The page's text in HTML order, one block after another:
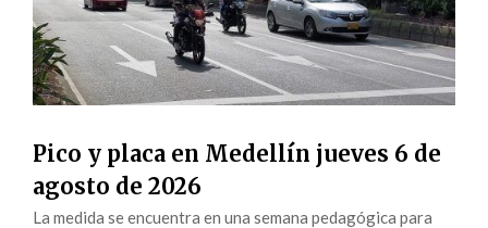
Pico y placa en Medellín jueves 6 de
agosto de 2026
La medida se encuentra en una semana pedagógica para